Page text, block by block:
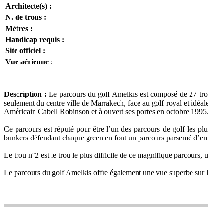
Architecte(s) :
N. de trous :
Mètres :
Handicap requis :
Site officiel :
Vue aérienne :
Description :Le parcours du golf Amelkis est composé de 27
seulement du centre ville de Marrakech, face au golf royal et
Américain Cabell Robinson et à ouvert ses portes en octobre 1995.
Ce parcours est réputé pour être l’un des parcours de golf les
bunkers défendant chaque green en font un parcours parsemé
Le trou n°2 est le trou le plus difficile de ce magnifique parcours,
Le parcours du golf Amelkis offre également une vue superbe